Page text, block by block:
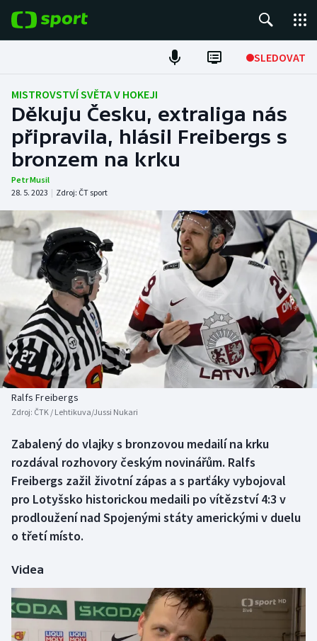
SLEDOVAT
Fotbal
Hokej
Tenis
Atletika
Cyklistika
DALŠÍ SPORTY
Americký fotbal
Baseball a softbal
Basketbal
Biatlon
Box
Curling
Dostihy
Florbal
Futsal
Golf
NEPŘEHLÉDNĚTE
Soutěže
Historické návraty
Aplikace ČT sport
MISTROVSTVÍ SVĚTA V HOKEJI
Děkuju Česku, extraliga nás
připravila, hlásil Freibergs s
bronzem na krku
Petr Musil
28. 5. 2023 | Zdroj: ČT sport
Ralfs Freibergs
Zdroj: ČTK / Lehtikuva/Jussi Nukari
Zabalený do vlajky s bronzovou medailí na krku
rozdával rozhovory českým novinářům. Ralfs
Freibergs zažil životní zápas a s parťáky vybojoval
pro Lotyšsko historickou medaili po vítězství 4:3 v
prodloužení nad Spojenými státy americkými v duelu
o třetí místo.
Videa